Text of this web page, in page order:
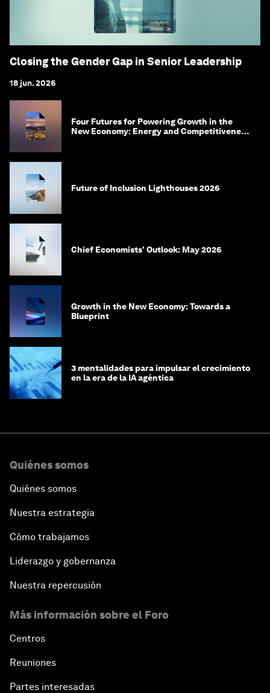
Closing the Gender Gap in Senior Leadership
18 jun. 2026
Four Futures for Powering Growth in the
New Economy: Energy and Competitiveness
Future of Inclusion Lighthouses 2026
Chief Economists' Outlook: May 2026
Growth in the New Economy: Towards a
Blueprint
3 mentalidades para impulsar el crecimiento
en la era de la IA agéntica
Quiénes somos
Quiénes somos
Nuestra estrategia
Cómo trabajamos
Liderazgo y gobernanza
Nuestra repercusión
Más información sobre el Foro
Centros
Reuniones
Partes interesadas